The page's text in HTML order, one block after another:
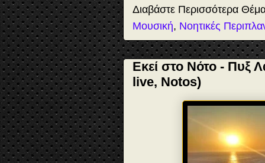
t
Διαβάστε Περισσότερα
Μουσική, Νοητικές
Εκεί στο Νότο - Πυξ
live, Notos)